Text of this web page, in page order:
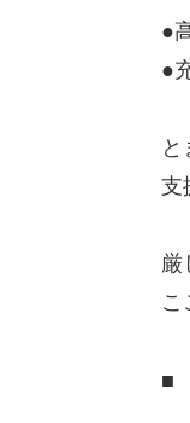
●
●
支
厳
こ
■